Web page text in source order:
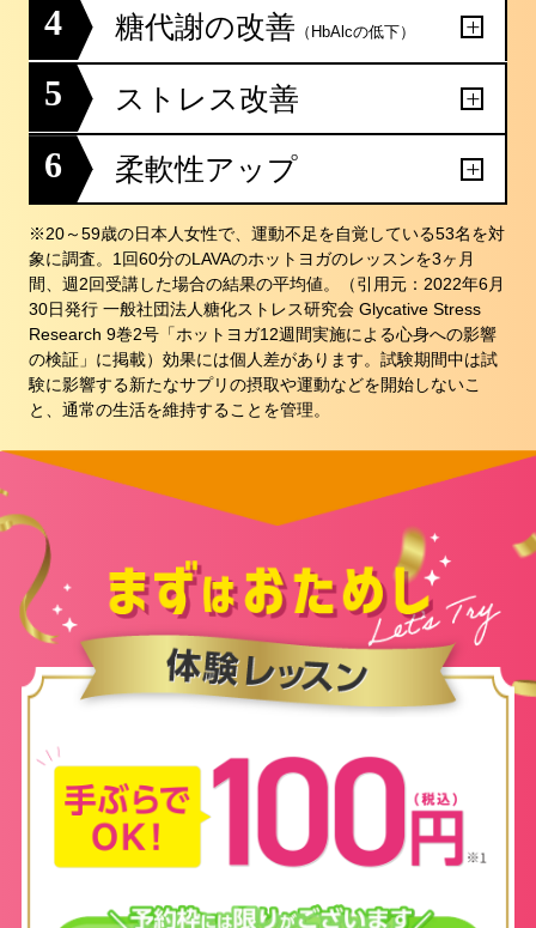
4 糖代謝の改善 （HbAlcの低下）
5 ストレス改善
6 柔軟性アップ
※20～59歳の日本人女性で、運動不足を自覚している53名を対
象に調査。1回60分のLAVAのホットヨガのレッスンを3ヶ月
間、週2回受講した場合の結果の平均値。（引用元：2022年6月
30日発行 一般社団法人糖化ストレス研究会 Glycative Stress
Research 9巻2号「ホットヨガ12週間実施による心身への影響
の検証」に掲載）効果には個人差があります。試験期間中は試
験に影響する新たなサプリの摂取や運動などを開始しないこ
と、通常の生活を維持することを管理。